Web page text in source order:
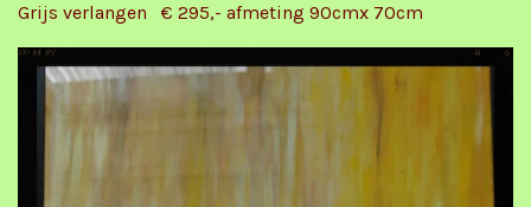
Grijs verlangen € 295,- afmeting 90cmx 70cm